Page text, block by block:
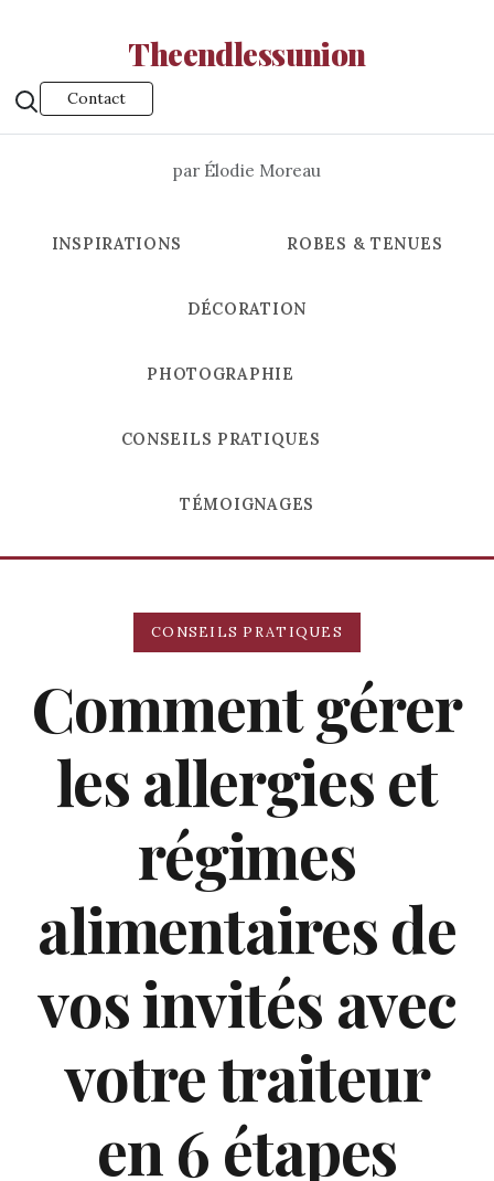
Theendlessunion
Contact
par Élodie Moreau
INSPIRATIONS ROBES & TENUES
DÉCORATION
PHOTOGRAPHIE
CONSEILS PRATIQUES
TÉMOIGNAGES
CONSEILS PRATIQUES
Comment gérer
les allergies et
régimes
alimentaires de
vos invités avec
votre traiteur
en 6 étapes